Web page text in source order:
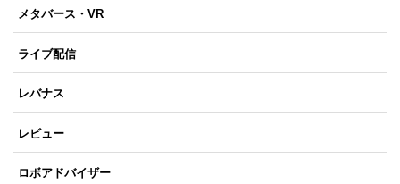
メタバース・VR
ライブ配信
レバナス
レビュー
ロボアドバイザー